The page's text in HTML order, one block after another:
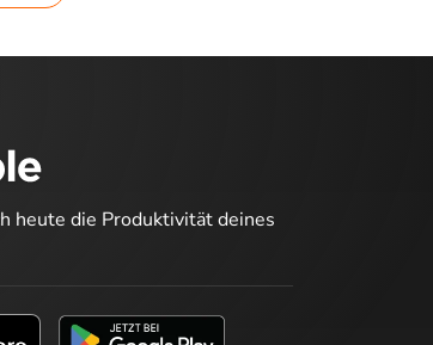
heute die Produktivität deines